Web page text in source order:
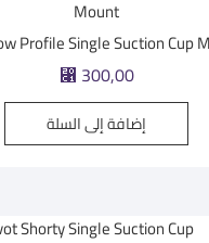
Profile Single Suction Cup
⃁ 300,00
إضافة إلى السلة